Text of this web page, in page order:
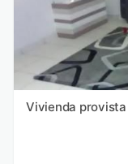
Vivienda provista